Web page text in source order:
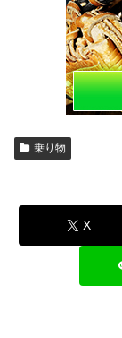
乗り物
X